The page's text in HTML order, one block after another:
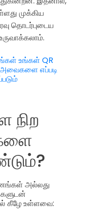
முக்கிய
தொடர்புடைய
உங்கள் QR
அவைகளை எப்படி
நிற
அல்லது
கீழே உள்ளவை: